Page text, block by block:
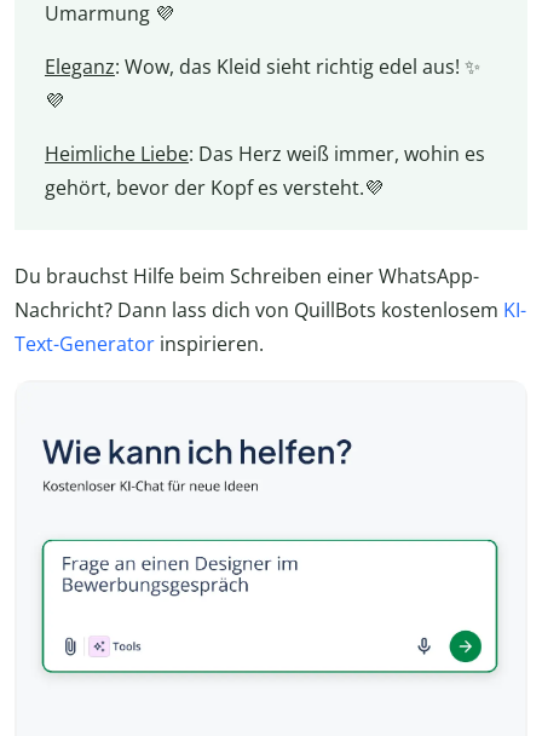
Umarmung 💜
Eleganz: Wow, das Kleid sieht richtig edel aus! ✨
💜
Heimliche Liebe: Das Herz weiß immer, wohin es
gehört, bevor der Kopf es versteht.💜
Du brauchst Hilfe beim Schreiben einer WhatsApp-
Nachricht? Dann lass dich von QuillBots kostenlosem KI-
Text-Generator inspirieren.